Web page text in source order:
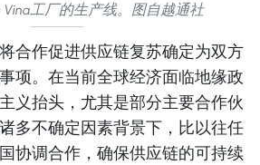
Vina工厂的生产线。图自越通社
合作促进供应链复苏确定为双方
项。在当前全球经济面临地缘政
义抬头，尤其是部分主要合作伙
多不确定因素背景下，比以往任
协调合作，确保供应链的可持续